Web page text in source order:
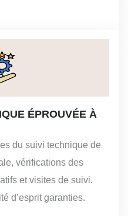
ÉPROUVÉE À
du suivi technique de
vérifications des
et visites de suivi.
d’esprit garanties.